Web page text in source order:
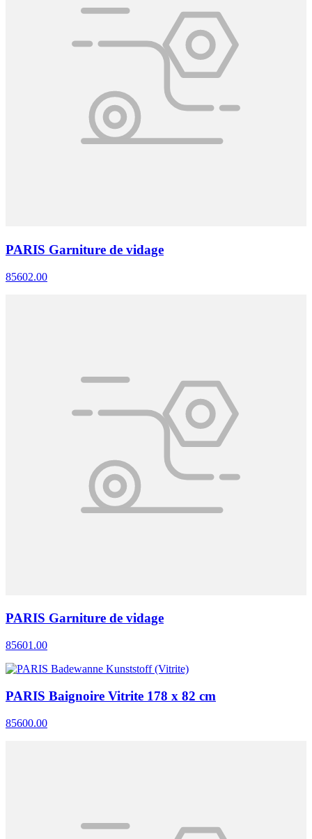
PARIS Garniture de vidage
85602.00
PARIS Garniture de vidage
85601.00
PARIS Baignoire Vitrite 178 x 82 cm
85600.00